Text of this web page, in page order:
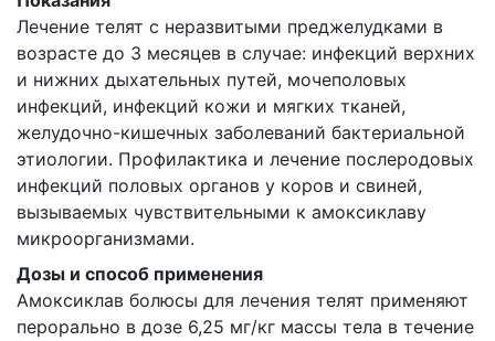
Лечение телят с неразвитыми преджелудками в
возрасте до 3 месяцев в случае: инфекций верхних
и нижних дыхательных путей, мочеполовых
инфекций, инфекций кожи и мягких тканей,
желудочно-кишечных заболеваний бактериальной
этиологии. Профилактика и лечение послеродовых
инфекций половых органов у коров и свиней,
вызываемых чувствительными к амоксиклаву
микроорганизмами.
Дозы и способ применения
Амоксиклав болюсы для лечения телят применяют
перорально в дозе 6,25 мг/кг массы тела в течение